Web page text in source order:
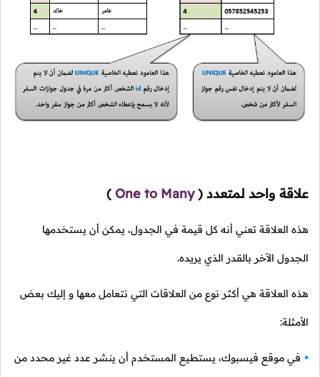
علاقة واحد لمتعدد (
One to Many
)
هذه العلاقة تعني أنه كل قيمة في الجدول، يمكن أن يستخدمها
الجدول الآخر بالقدر الذي يريده.
هذه العلاقة هي أكثر نوع من العلاقات التي نتعامل معها و إليك بعض
الأمثلة:
في موقع فيسبوك، يستطيع المستخدم أن ينشر عدد غير محدد من